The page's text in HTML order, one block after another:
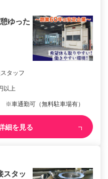
ゆった
タッフ
以上
車通勤可（無料駐車場有）
細を見る
スタッ